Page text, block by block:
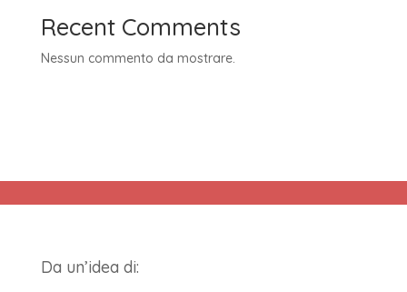
Recent Comments
Nessun commento da mostrare.
Da un’idea di: